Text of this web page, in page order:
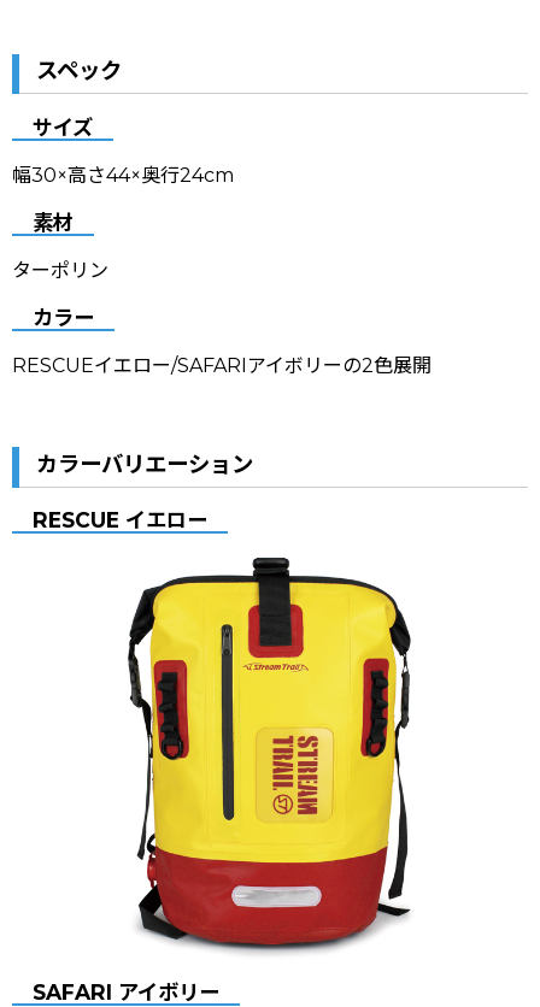
スペック
サイズ
幅30×高さ44×奥行24cm
素材
ターポリン
カラー
RESCUEイエロー/SAFARIアイボリーの2色展開
カラーバリエーション
RESCUE イエロー
SAFARI アイボリー